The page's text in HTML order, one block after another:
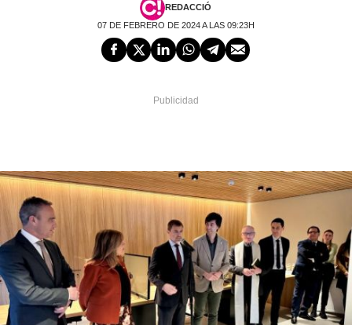
REDACCIÓ
07 DE FEBRERO DE 2024 A LAS 09:23H